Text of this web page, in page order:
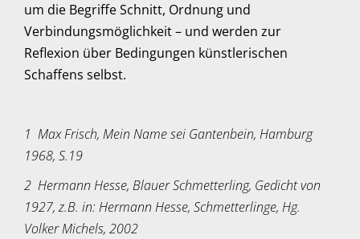
um die Begriffe Schnitt, Ordnung und
Verbindungsmöglichkeit – und werden zur
Reflexion über Bedingungen künstlerischen
Schaffens selbst.
1 Max Frisch, Mein Name sei Gantenbein, Hamburg
1968, S.19
2 Hermann Hesse, Blauer Schmetterling, Gedicht von
1927, z.B. in: Hermann Hesse, Schmetterlinge, Hg.
Volker Michels, 2002